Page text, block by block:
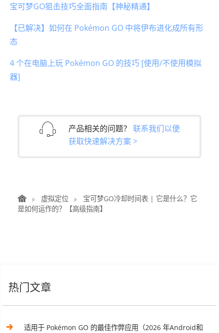
宝可梦GO狙击技巧全面指南【神秘精通】
【已解决】如何在 Pokémon GO 中将伊布进化成所有形
态
4 个在电脑上玩 Pokémon GO 的技巧 [使用/不使用模拟
器]
产品相关的问题？ 联系我们以便
获取快速解决方案 >
虚拟定位
宝可梦GO冷却时间表 | 它是什么？它
是如何运作的？【高级指南】
热门文章
适用于 Pokémon GO 的最佳作弊应用（2026 年Android和